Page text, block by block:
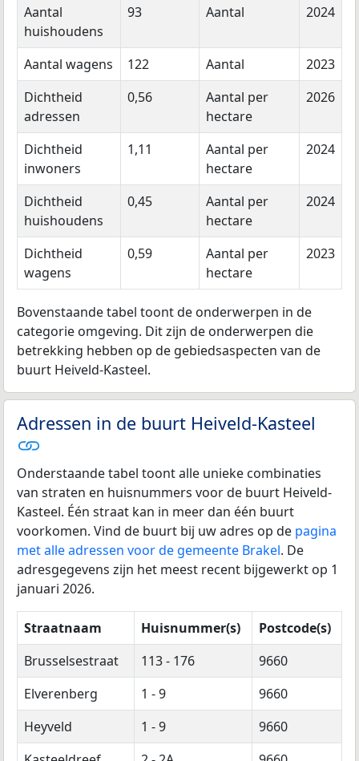
Aantal
huishoudens
93 Aantal 2024
Aantal wagens 122 Aantal
2023
Dichtheid
adressen
0,56
Aantal per
hectare
2026
Dichtheid
inwoners
1,11
Aantal per
hectare
2024
Dichtheid
huishoudens
0,45
Aantal per
hectare
2024
Dichtheid
wagens
0,59
Aantal per
hectare
2023
Bovenstaande tabel toont de onderwerpen in de
categorie omgeving. Dit zijn de onderwerpen die
betrekking hebben op de gebiedsaspecten van de
buurt Heiveld-Kasteel.
Adressen in de buurt Heiveld-Kasteel
Onderstaande tabel toont alle unieke combinaties
van straten en huisnummers voor de buurt Heiveld-
Kasteel. Één straat kan in meer dan één buurt
voorkomen. Vind de buurt bij uw adres op de pagina
met alle adressen voor de gemeente Brakel. De
adresgegevens zijn het meest recent bijgewerkt op 1
januari 2026.
Straatnaam Huisnummer(s)
Postcode(s)
Brusselsestraat
113 - 176
9660
Elverenberg
1 - 9
9660
Heyveld
1 - 9
9660